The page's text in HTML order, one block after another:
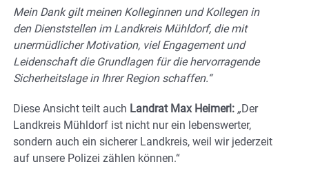
Mein Dank gilt meinen Kolleginnen und Kollegen in
den Dienststellen im Landkreis Mühldorf, die mit
unermüdlicher Motivation, viel Engagement und
Leidenschaft die Grundlagen für die hervorragende
Sicherheitslage in Ihrer Region schaffen.“
Diese Ansicht teilt auch Landrat Max Heimerl: „Der
Landkreis Mühldorf ist nicht nur ein lebenswerter,
sondern auch ein sicherer Landkreis, weil wir jederzeit
auf unsere Polizei zählen können.“